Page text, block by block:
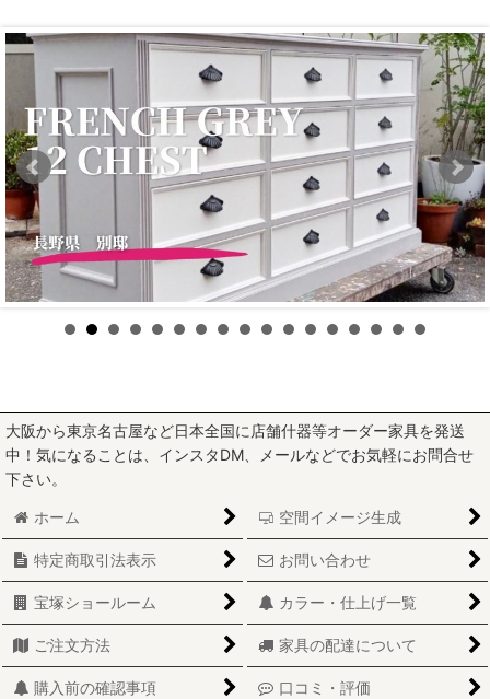
大阪から東京名古屋など日本全国に店舗什器等オーダー家具を発送
中！気になることは、インスタDM、メールなどでお気軽にお問合せ
下さい。
ホーム 空間イメージ生成
特定商取引法表示 お問い合わせ
宝塚ショールーム カラー・仕上げ一覧
ご注文方法 家具の配達について
購入前の確認事項 口コミ・評価